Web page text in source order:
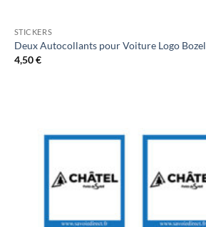
STICKERS
Deux Autocollants pour Voiture Logo Bozel
4,50€